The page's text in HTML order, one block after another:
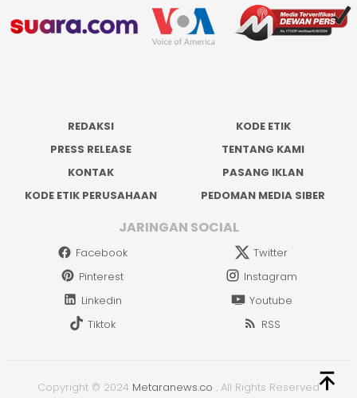
REDAKSI
KODE ETIK
PRESS RELEASE
TENTANG KAMI
KONTAK
PASANG IKLAN
KODE ETIK PERUSAHAAN
PEDOMAN MEDIA SIBER
JARINGAN SOCIAL
Facebook
Twitter
Pinterest
Instagram
Linkedin
Youtube
Tiktok
RSS
Copyright © 2024 Metaranews.co . All Rights Reserved